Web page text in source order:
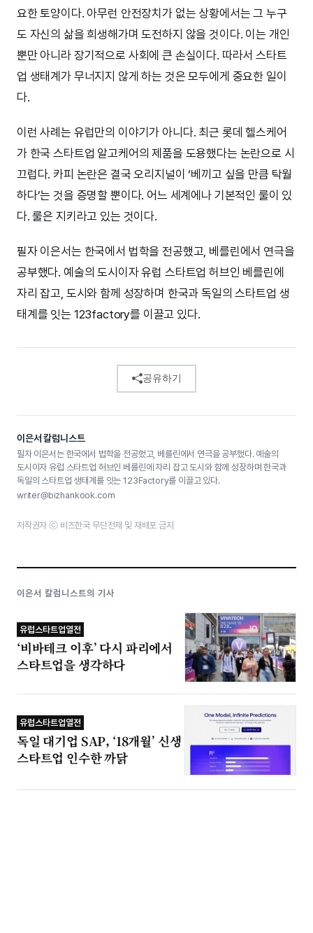
요한 토양이다. 아무런 안전장치가 없는 상황에서는 그 누구
도 자신의 삶을 희생해가며 도전하지 않을 것이다. 이는 개인
뿐만 아니라 장기적으로 사회에 큰 손실이다. 따라서 스타트
업 생태계가 무너지지 않게 하는 것은 모두에게 중요한 일이
다.
이런 사례는 유럽만의 이야기가 아니다. 최근 롯데 헬스케어
가 한국 스타트업 알고케어의 제품을 도용했다는 논란으로 시
끄럽다. 카피 논란은 결국 오리지널이 ‘베끼고 싶을 만큼 탁월
하다’는 것을 증명할 뿐이다. 어느 세계에나 기본적인 룰이 있
다. 룰은 지키라고 있는 것이다.
필자 이은서는 한국에서 법학을 전공했고, 베를린에서 연극을
공부했다. 예술의 도시이자 유럽 스타트업 허브인 베를린에
자리 잡고, 도시와 함께 성장하며 한국과 독일의 스타트업 생
태계를 잇는 123factory를 이끌고 있다.
공유하기
이은서 칼럼니스트
필자 이은서는 한국에서 법학을 전공했고, 베를린에서 연극을 공부했다. 예술의
도시이자 유럽 스타트업 허브인 베를린에 자리 잡고 도시와 함께 성장하며 한국과
독일의 스타트업 생태계를 잇는 123Factory를 이끌고 있다.
writer@bizhankook.com
저작권자 ⓒ 비즈한국 무단전재 및 재배포 금지
이은서 칼럼니스트의 기사
유럽스타트업열전
‘비바테크 이후’ 다시 파리에서
스타트업을 생각하다
유럽스타트업열전
독일 대기업 SAP, ‘18개월’ 신생
스타트업 인수한 까닭